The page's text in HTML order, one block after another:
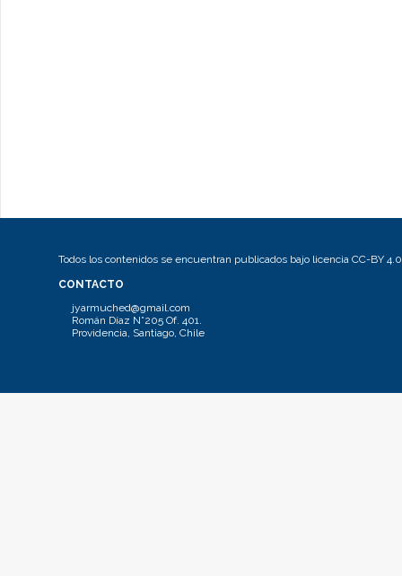
Todos los contenidos se encuentran publicados bajo licencia CC-BY 4.0
CONTACTO
jyarmuched@gmail.com
Román Díaz N°205 Of. 401.
Providencia, Santiago, Chile